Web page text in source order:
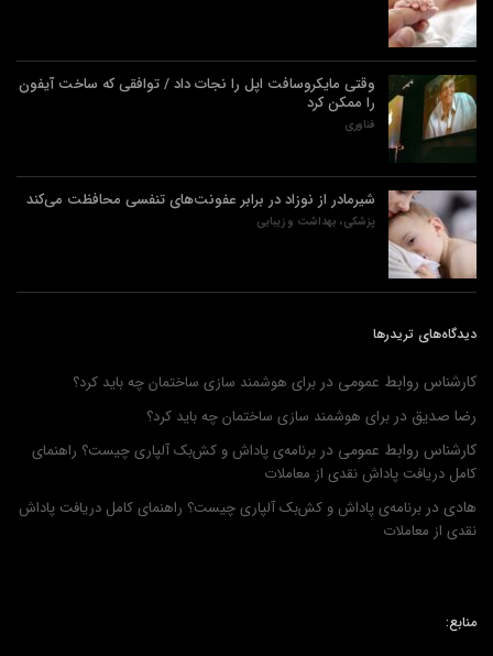
وقتی مایکروسافت اپل را نجات داد / توافقی که ساخت آیفون
را ممکن کرد
فناوری
شیرمادر از نوزاد در برابر عفونت‌های تنفسی محافظت می‌کند
پزشکی، بهداشت و زیبایی
دیدگاه‌های تریدرها
کارشناس روابط عمومی در برای هوشمند سازی ساختمان چه باید کرد؟
رضا صدیق در برای هوشمند سازی ساختمان چه باید کرد؟
کارشناس روابط عمومی در برنامه‌ی پاداش و کش‌بک آلپاری چیست؟ راهنمای
کامل دریافت پاداش نقدی از معاملات
هادی در برنامه‌ی پاداش و کش‌بک آلپاری چیست؟ راهنمای کامل دریافت پاداش
نقدی از معاملات
منابع: